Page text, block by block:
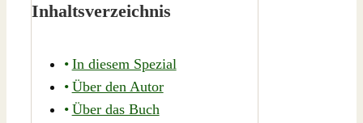
Inhaltsverzeichnis
In diesem Spezial
Über den Autor
Über das Buch